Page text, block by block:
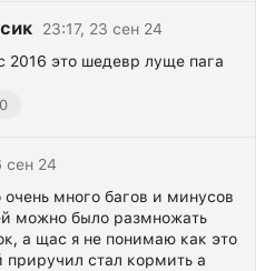
23:17, 23 сен 24
2016 это шедевр луще пага
0
сен 24
много багов и минусов
можно было размножать
а щас я не понимаю как это
приручил стал кормить а